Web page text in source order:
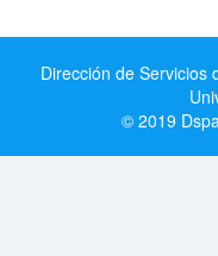
Dirección de Servicios
© 2019